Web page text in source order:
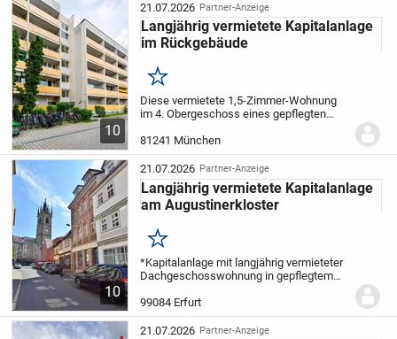
10
21.07.2026 Partner-Anzeige
Langjährig vermietete Kapitalanlage
im Rückgebäude
Merken
Diese vermietete 1,5-Zimmer-Wohnung
im 4. Obergeschoss eines gepflegten
1970 bietet eine attraktive Gelegenheit für
Kapitalanleger. Die Wohnung ist seit dem
Jahr...
81241 München
10
21.07.2026 Partner-Anzeige
Langjährig vermietete Kapitalanlage
am Augustinerkloster
Merken
*Kapitalanlage mit langjährig vermieteter
Dachgeschosswohnung in gepflegtem
Dachgeschosswohnung befindet sich in
einem historischen Mehrfamilienhaus
aus dem Baujahr...
99084 Erfurt
21.07.2026 Partner-Anzeige